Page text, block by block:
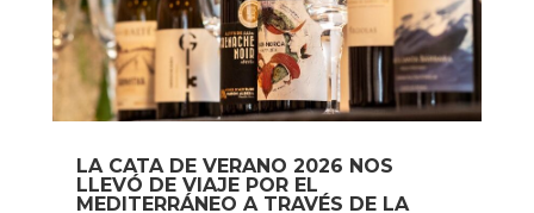
LA CATA DE VERANO 2026 NOS
LLEVÓ DE VIAJE POR EL
MEDITERRÁNEO A TRAVÉS DE LA